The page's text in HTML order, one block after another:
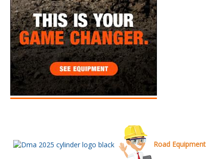
Road Equipment